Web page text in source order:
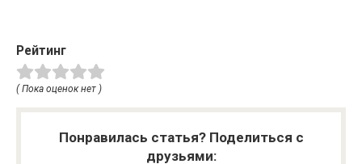
Рейтинг
( Пока оценок нет )
Понравилась статья? Поделиться с
друзьями: